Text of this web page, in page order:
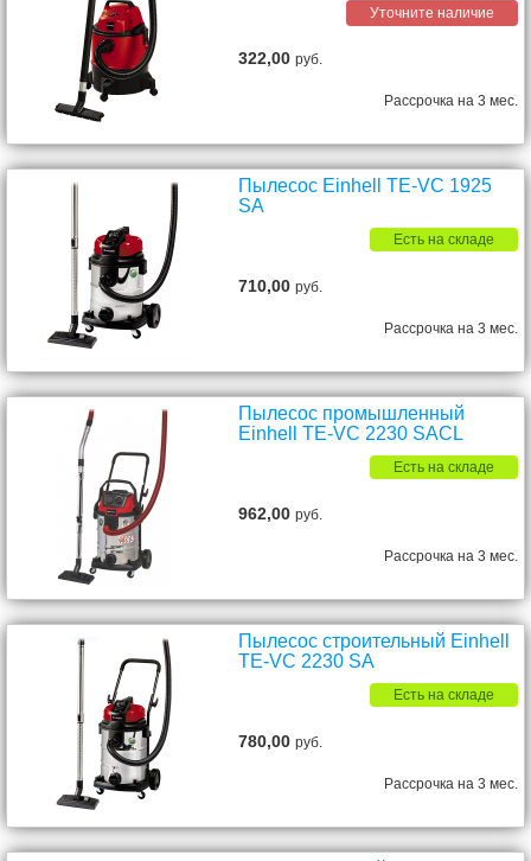
Уточните наличие
322,00руб.
Рассрочка на 3 мес.
Пылесос Einhell TE-VC 1925
SA
Есть на складе
710,00руб.
Рассрочка на 3 мес.
Пылесос промышленный
Einhell TE-VC 2230 SACL
Есть на складе
962,00руб.
Рассрочка на 3 мес.
Пылесос строительный Einhell
TE-VC 2230 SA
Есть на складе
780,00руб.
Рассрочка на 3 мес.